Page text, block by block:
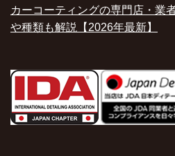
カーコーティングの専門店・業
や種類も解説【2026年最新】